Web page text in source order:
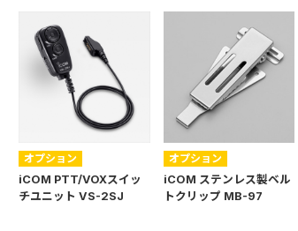
オプション
iCOM PTT/VOXスイッ
チユニット VS-2SJ
オプション
iCOM ステンレス製ベル
トクリップ MB-97